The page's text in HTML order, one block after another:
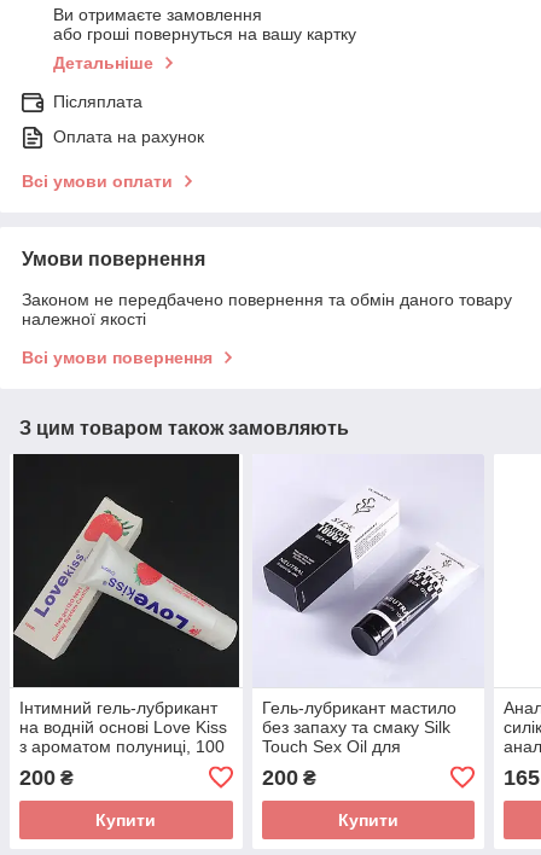
Ви отримаєте замовлення
або гроші повернуться на вашу картку
Детальніше
Післяплата
Оплата на рахунок
Всі умови оплати
Умови повернення
Законом не передбачено повернення та обмін даного товару
належної якості
Всі умови повернення
З цим товаром також замовляють
Інтимний гель-лубрикант
на водній основі Love Kiss
з ароматом полуниці, 100
полуничне
200 ₴
Купити
Гель-лубрикант мастило
без запаху та смаку Silk
Touch Sex Oil для
вагінального, анального
сексу, 100 мл
200₴
Купити
165